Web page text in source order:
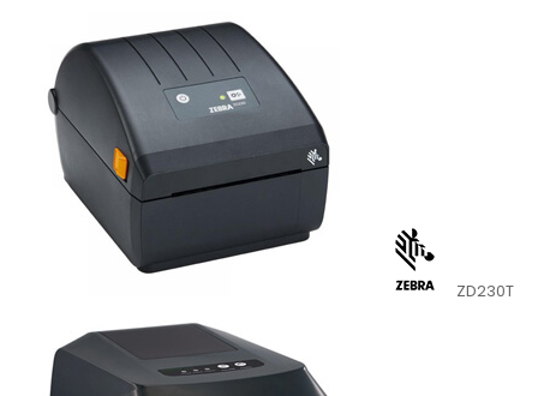
ZD230T